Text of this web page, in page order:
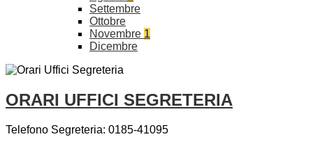
Settembre
Ottobre
Novembre 1
Dicembre
ORARI UFFICI SEGRETERIA
Telefono Segreteria: 0185-41095